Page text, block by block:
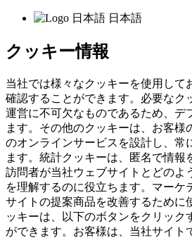
日本語
クッキー情報
当社では様々なクッキーを使用して
確認することができます。必要なク
運営に不可欠なものであるため、デ
ます。その他のクッキーは、お客様
のオンラインサービスを設計し、常
ます。統計クッキーは、匿名で情報
訪問者が当社ウェブサイトとどのよ
を理解するのに役立ちます。マーケ
サイトの提案商品を改善するために
ッキーは、以下のボタンをクリック
ができます。お客様は、当社サイト